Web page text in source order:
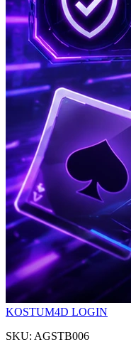
KOSTUM4D LOGIN
SKU: AGSTB006